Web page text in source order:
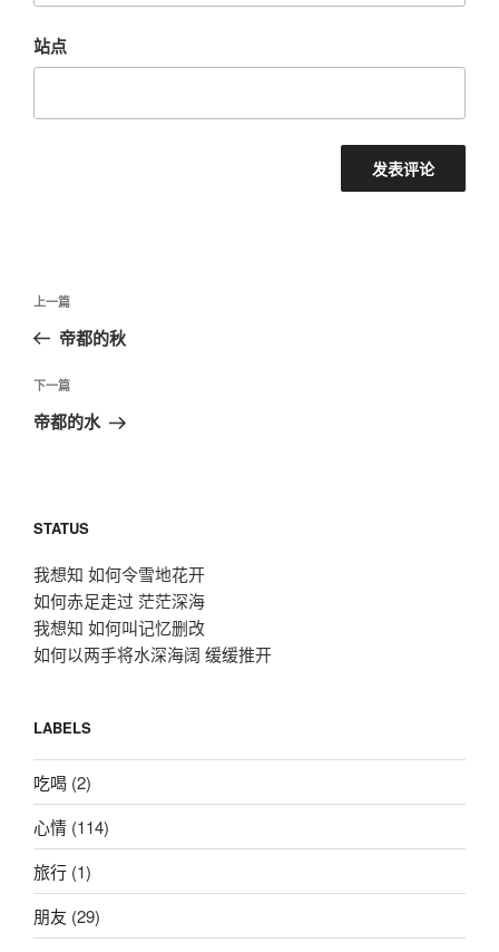
站点
文
导
航
上
一
文
章
上一篇
帝都的秋
下
一
下一篇
帝都的水
STATUS
我想知 如何令雪地花开
如何赤足走过 茫茫深海
我想知 如何叫记忆删改
如何以两手将水深海阔 缓缓推开
LABELS
吃喝 (2)
心情 (114)
旅行 (1)
朋友 (29)